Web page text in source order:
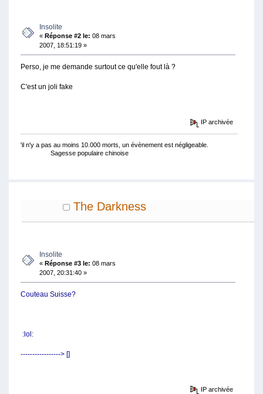
Insolite
« Réponse #2 le: 08 mars
2007, 18:51:19 »
Perso, je me demande surtout ce qu'elle fout là ?
C'est un joli fake
IP archivée
'il n'y a pas au moins 10.000 morts, un évènement est négligeable.
Sagesse populaire chinoise
The Darkness
Insolite
«Réponse #3 le: 08 mars
2007, 20:31:40 »
Couteau Suisse?
:lol:
-----------------> []
IP archivée